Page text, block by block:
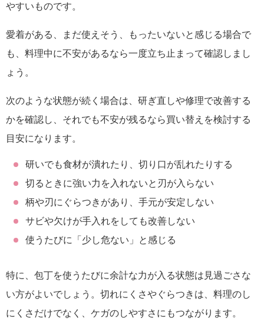
やすいものです。
愛着がある、まだ使えそう、もったいないと感じる場合で
も、料理中に不安があるなら一度立ち止まって確認しまし
ょう。
次のような状態が続く場合は、研ぎ直しや修理で改善する
かを確認し、それでも不安が残るなら買い替えを検討する
目安になります。
研いでも食材が潰れたり、切り口が乱れたりする
切るときに強い力を入れないと刃が入らない
柄や刃にぐらつきがあり、手元が安定しない
サビや欠けが手入れをしても改善しない
使うたびに「少し危ない」と感じる
特に、包丁を使うたびに余計な力が入る状態は見過ごさな
い方がよいでしょう。切れにくさやぐらつきは、料理のし
にくさだけでなく、ケガのしやすさにもつながります。